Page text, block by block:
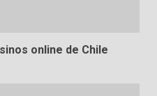
online de Chile